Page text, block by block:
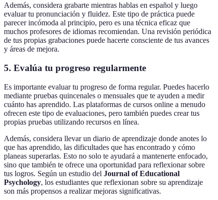
Además, considera grabarte mientras hablas en español y luego
evaluar tu pronunciación y fluidez. Este tipo de práctica puede
parecer incómoda al principio, pero es una técnica eficaz que
muchos profesores de idiomas recomiendan. Una revisión periódica
de tus propias grabaciones puede hacerte consciente de tus avances
y áreas de mejora.
5. Evalúa tu progreso regularmente
Es importante evaluar tu progreso de forma regular. Puedes hacerlo
mediante pruebas quincenales o mensuales que te ayuden a medir
cuánto has aprendido. Las plataformas de cursos online a menudo
ofrecen este tipo de evaluaciones, pero también puedes crear tus
propias pruebas utilizando recursos en línea.
Además, considera llevar un diario de aprendizaje donde anotes lo
que has aprendido, las dificultades que has encontrado y cómo
planeas superarlas. Esto no solo te ayudará a mantenerte enfocado,
sino que también te ofrece una oportunidad para reflexionar sobre
tus logros. Según un estudio del Journal of Educational
Psychology, los estudiantes que reflexionan sobre su aprendizaje
son más propensos a realizar mejoras significativas.